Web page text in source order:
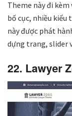
Theme này đi
bố cục, nhiều kiểu
này được phát
dựng trang, slider
22. Lawyer